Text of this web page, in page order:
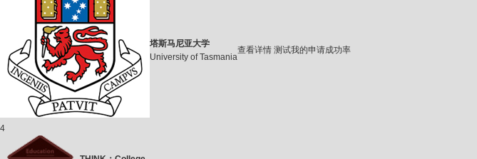
塔斯马尼亚大学
University of Tasmania
查看详情 测试我的申请成功率
4